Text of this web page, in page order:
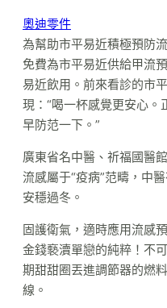
奧迪零件
為幫助市平易近積極預防
免費為市平易近供給甲流
易近飲用。前來看診的市
現：“喝一杯感覺更安心。
早防范一下。”
廣東省名中醫、祈福國醫
流感屬于“疫病”范疇，中
安穩過冬。
固護衛氣，適時應用流感
金錢褻瀆單戀的純粹！不
期甜甜圈丟進調節器的燃
線。